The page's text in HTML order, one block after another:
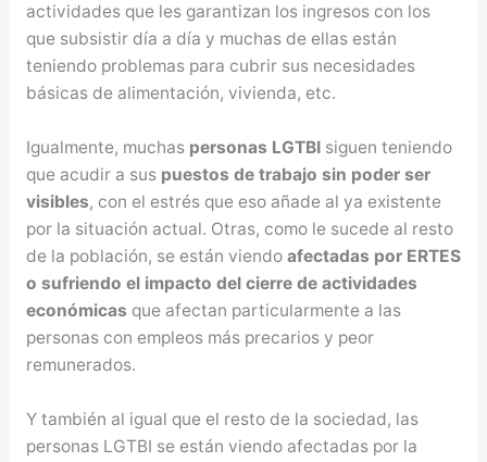
actividades que les garantizan los ingresos con los
que subsistir día a día y muchas de ellas están
teniendo problemas para cubrir sus necesidades
básicas de alimentación, vivienda, etc.
Igualmente, muchas personas LGTBI siguen teniendo
que acudir a sus puestos de trabajo sin poder ser
visibles, con el estrés que eso añade al ya existente
por la situación actual. Otras, como le sucede al resto
de la población, se están viendo afectadas por ERTES
o sufriendo el impacto del cierre de actividades
económicas que afectan particularmente a las
personas con empleos más precarios y peor
remunerados.
Y también al igual que el resto de la sociedad, las
personas LGTBI se están viendo afectadas por la